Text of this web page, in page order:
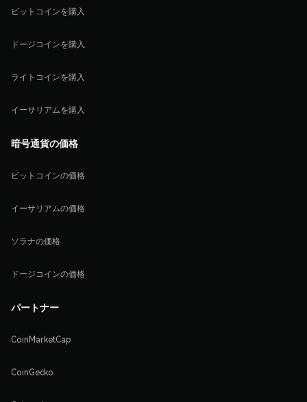
ビットコインを購入
ドージコインを購入
ライトコインを購入
イーサリアムを購入
暗号通貨の価格
ビットコインの価格
イーサリアムの価格
ソラナの価格
ドージコインの価格
パートナー
CoinMarketCap
CoinGecko